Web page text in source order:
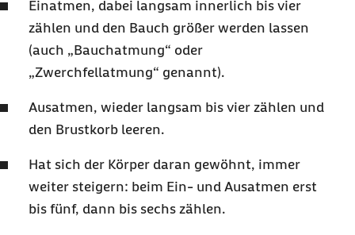
Einatmen, dabei langsam innerlich bis vier
zählen und den Bauch größer werden lassen
(auch „Bauchatmung“ oder
„Zwerchfellatmung“ genannt).
Ausatmen, wieder langsam bis vier zählen und
den Brustkorb leeren.
Hat sich der Körper daran gewöhnt, immer
weiter steigern: beim Ein- und Ausatmen erst
bis fünf, dann bis sechs zählen.